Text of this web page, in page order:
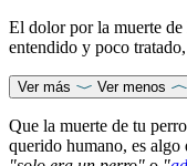
El dolor por la muerte de
entendido y poco
Ver más Ver menos
Que la muerte de tu
querido humano, es algo